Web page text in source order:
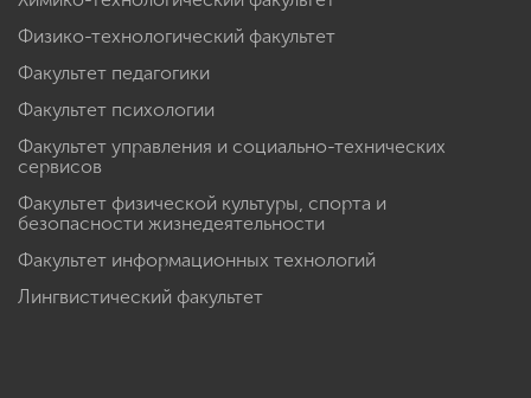
Физико-технологический факультет
Факультет педагогики
Факультет психологии
Факультет управления и социально-технических
сервисов
Факультет физической культуры, спорта и
безопасности жизнедеятельности
Факультет информационных технологий
Лингвистический факультет